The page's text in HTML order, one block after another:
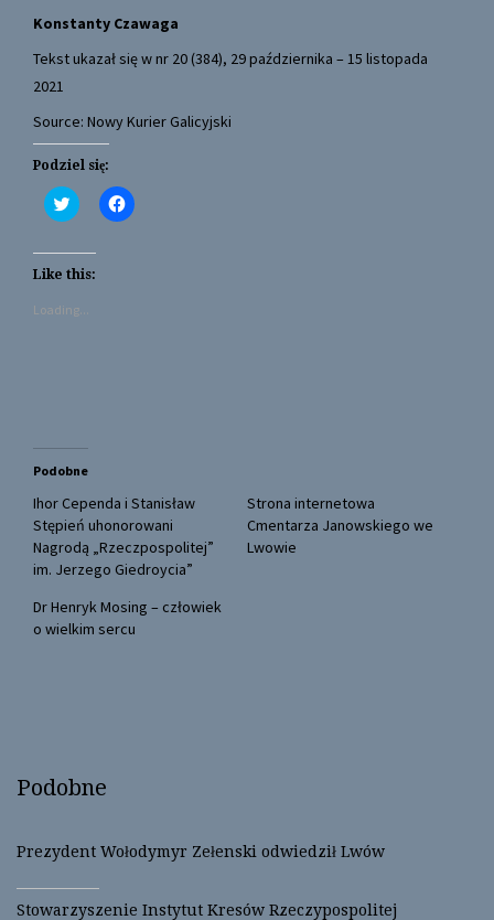
Konstanty Czawaga
Tekst ukazał się w nr 20 (384), 29 października – 15 listopada
2021
Source: Nowy Kurier Galicyjski
Podziel się:
C
l
k
t
h
t
e
(
O
p
e
n
s
n
n
e
C
l
k
O
p
e
n
i
n
n
Like this:
Loading...
Podobne
Ihor Cependa i Stanisław
Stępień uhonorowani
Nagrodą „Rzeczpospolitej”
im. Jerzego Giedroycia”
Strona internetowa
Cmentarza Janowskiego we
Lwowie
Dr Henryk Mosing – człowiek
o wielkim sercu
Podobne
Prezydent Wołodymyr Zełenski odwiedził Lwów
Stowarzyszenie Instytut Kresów Rzeczypospolitej